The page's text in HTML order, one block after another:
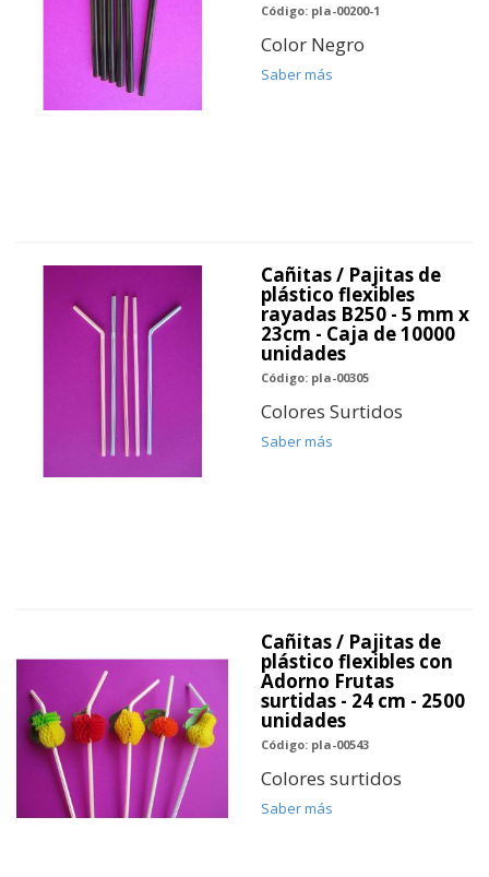
Código: pla-00200-1
Color Negro
Saber más
Cañitas / Pajitas de
plástico flexibles
rayadas B250 - 5 mm x
23cm - Caja de 10000
unidades
Código: pla-00305
Colores Surtidos
Saber más
Cañitas / Pajitas de
plástico flexibles con
Adorno Frutas
surtidas - 24 cm - 2500
unidades
Código: pla-00543
Colores surtidos
Saber más